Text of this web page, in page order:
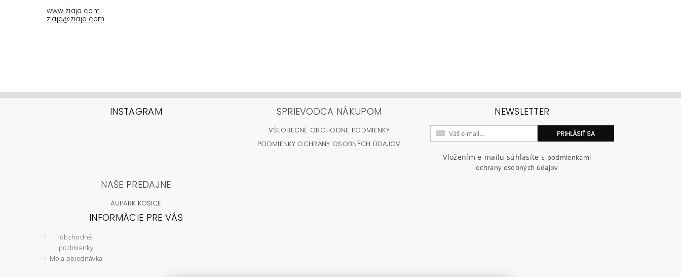
www.ziaja.com
ziaja@ziaja.com
INSTAGRAM SPRIEVODCA NÁKUPOM
VŠEOBECNÉ OBCHODNÉ PODMIENKY
PODMIENKY OCHRANY OSOBNÝCH ÚDAJOV
NEWSLETTER
Vložením e-mailu súhlasíte s podmienkami
ochrany osobných údajov
NAŠE PREDAJNE
AUPARK KOŠICE
INFORMÁCIE PRE VÁS
obchodné
podmienky
Moja objednávka